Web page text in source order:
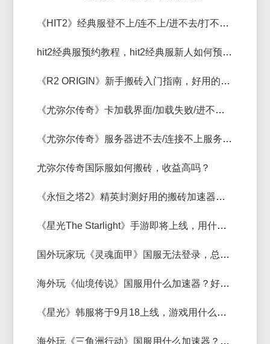
《HIT2》经典服登不上/连不上/进不去/打不开解决方法
hit2经典服预约教程，hit2经典服新人如何预约？
《R2 ORIGIN》新手搬砖入门指南，好用的《R2 ORIGIN》加速器分享
《尤弥尔传奇》卡加载界面/加载失败/进不去游戏的解决方法
《尤弥尔传奇》服务器进不去/连接不上服务器报错的解决方法
尤弥尔传奇国际服如何搬砖，收益高吗？
《永恒之塔2》精英封测好用的搬砖加速器分享，支持多开搬砖加速器推荐
《星光The Starlight》手游即将上线，用什么加速器好？加速器推荐
国外玩家玩《灵魂面甲》国服无法登录，总掉线用什么加速器好？
海外玩《仙境传说》国服用什么加速器？好用加速器推荐
《星光》韩服将于9月18上线，游戏用什么加速器？加速器推荐
海外玩《三角洲行动》国服用什么加速器？免费加速器推荐